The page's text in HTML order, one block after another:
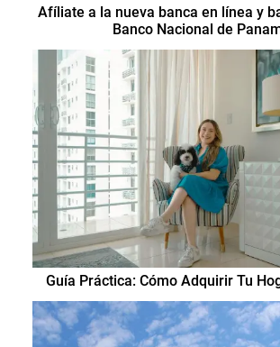
Afíliate a la nueva banca en línea y
Banco Nacional de
Guía Práctica: Cómo Adquirir Tu